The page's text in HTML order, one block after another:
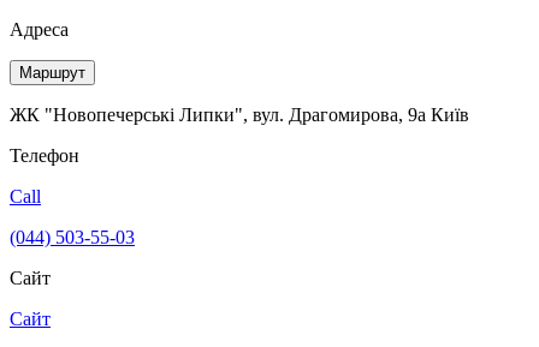
Адреса
Маршрут
ЖК "Новопечерські Липки", вул. Драгомирова, 9а Київ
Телефон
Call
(044) 503-55-03
Сайт
Сайт